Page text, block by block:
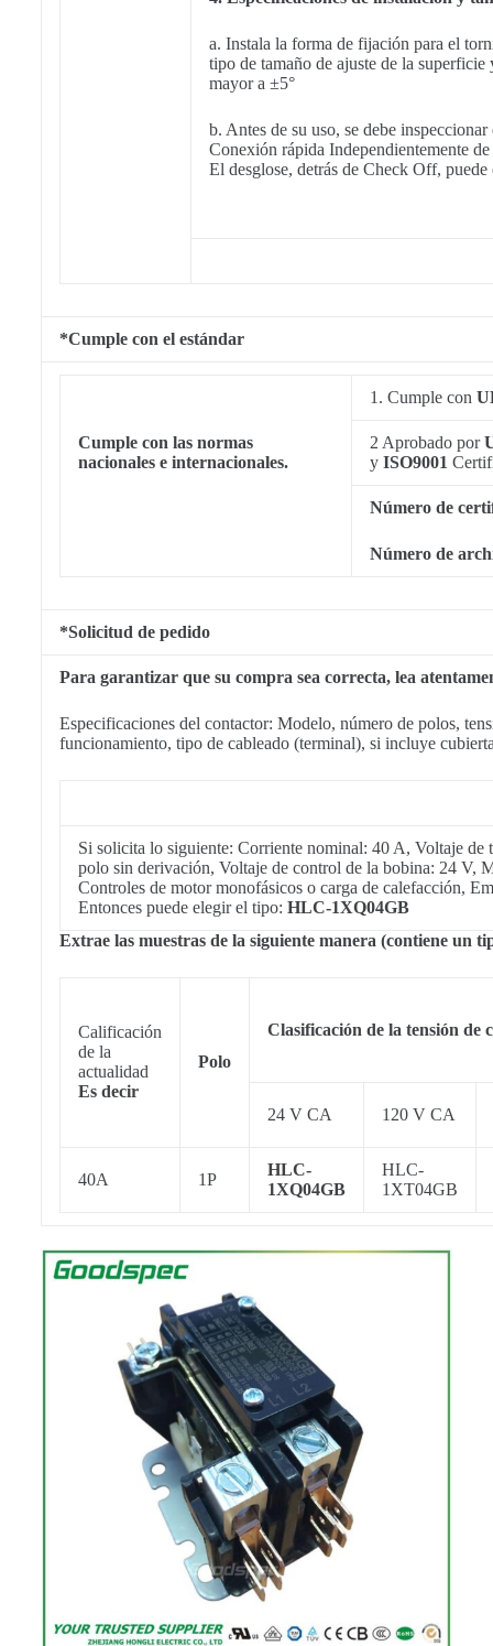
a. Instala la forma de fijación para el
tipo de tamaño de ajuste de la
mayor a ±5°
b. Antes de su uso, se debe
Conexión rápida Independientemente
El desglose, detrás de Check Off,
*Cumple con el estándar
Cumple con las normas
nacionales e internacionales.
1. Cumple con
2 Aprobado por
y ISO9001
Número de
Número de
*Solicitud de pedido
Para garantizar que su compra sea correcta, lea
Especificaciones del contactor: Modelo, número de polos,
funcionamiento, tipo de cableado (terminal), si incluye
Si solicita lo siguiente: Corriente nominal: 40 A, Voltaje
polo sin derivación, Voltaje de control de la bobina: 24 V,
Controles de motor monofásicos o carga de calefacción,
Entonces puede elegir el tipo: HLC-1XQ04GB
Extrae las muestras de la siguiente manera (contiene un
Calificación
de la
actualidad
Es decir
Polo
Clasificación de la tensión de
24 V CA 120 V CA
40A 1P
HLC-
1XQ04GB
HLC-
1XT04GB